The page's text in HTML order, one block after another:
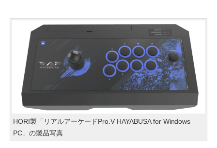
HORI製「リアルアーケードPro.V HAYABUSA for Windows
PC」の製品写真